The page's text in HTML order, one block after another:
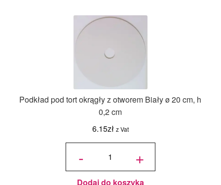
Podkład pod tort okrągły z otworem Biały ø 20 cm, h
0,2 cm
6.15zł z Vat
-
ilość
okrągły
z
otworem
Biały ø
20 cm, h
+
Dodaj do koszyka